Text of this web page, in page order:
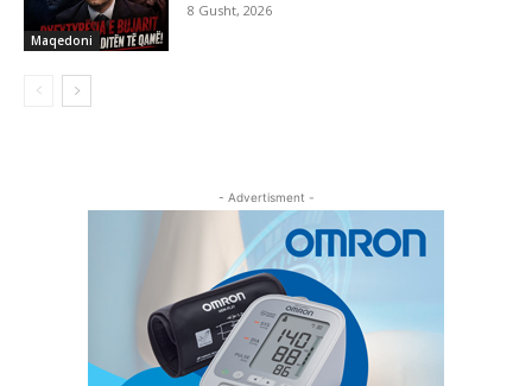
Maqedoni
8 Gusht, 2026
- Advertisment -